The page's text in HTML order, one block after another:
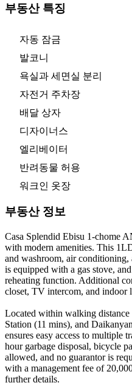
부동산 특징
자동 잠금
발코니
욕실과 세면실 분리
자전거 주차장
배달 상자
디자이너스
엘리베이터
반려동물 허용
워크인 옷장
부동산 정보
Casa Splendid Ebisu 1-chome
with modern amenities. This
and washroom, air conditioning,
is equipped with a gas stove,
reheating function. Additional
closet, TV intercom, and indoor
Located within walking
Station (11 mins), and
ensures easy access to multiple
hour garbage disposal, bicycle
allowed, and no guarantor is
with a management fee of
further details.